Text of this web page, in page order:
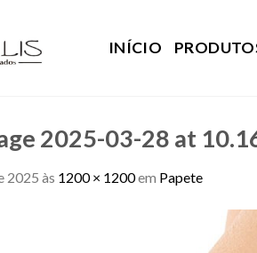
INÍCIO
2025-03-28 at
2025 às 1200 × 1200em Papete